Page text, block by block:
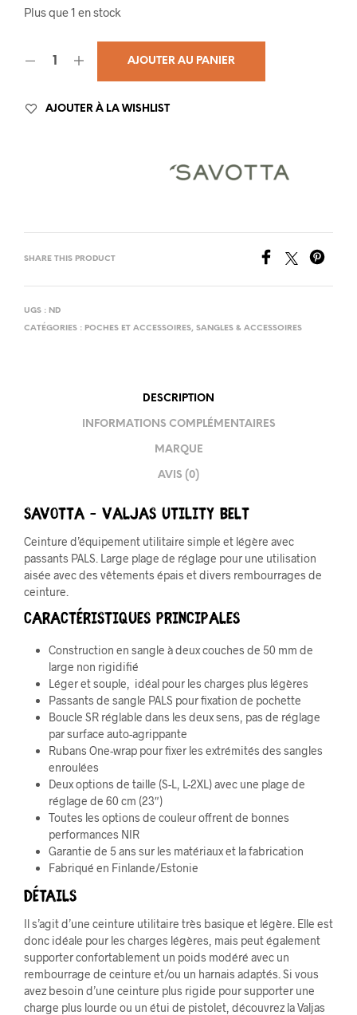
Plus que 1 en stock
AJOUTER AU PANIER
AJOUTER À LA WISHLIST
SHARE THIS PRODUCT
UGS : ND
CATÉGORIES : POCHES ET ACCESSOIRES, SANGLES & ACCESSOIRES
DESCRIPTION
INFORMATIONS COMPLÉMENTAIRES
MARQUE
AVIS (0)
SAVOTTA – Valjas utility belt
Ceinture d’équipement utilitaire simple et légère avec
passants PALS. Large plage de réglage pour une utilisation
aisée avec des vêtements épais et divers rembourrages de
ceinture.
CARACTÉRISTIQUES PRINCIPALES
Construction en sangle à deux couches de 50 mm de
large non rigidifié
Léger et souple, idéal pour les charges plus légères
Passants de sangle PALS pour fixation de pochette
Boucle SR réglable dans les deux sens, pas de réglage
par surface auto-agrippante
Rubans One-wrap pour fixer les extrémités des sangles
enroulées
Deux options de taille (S-L, L-2XL) avec une plage de
réglage de 60 cm (23″)
Toutes les options de couleur offrent de bonnes
performances NIR
Garantie de 5 ans sur les matériaux et la fabrication
Fabriqué en Finlande/Estonie
Détails
Il s’agit d’une ceinture utilitaire très basique et légère. Elle est
donc idéale pour les charges légères, mais peut également
supporter confortablement un poids modéré avec un
rembourrage de ceinture et/ou un harnais adaptés. Si vous
avez besoin d’une ceinture plus rigide pour supporter une
charge plus lourde ou un étui de pistolet, découvrez la Valjas